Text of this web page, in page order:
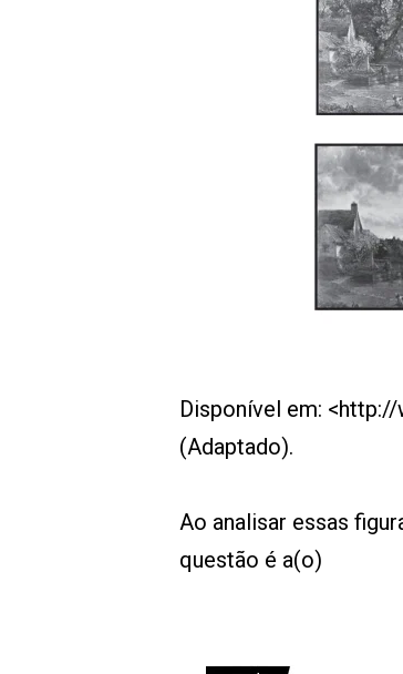
Disponível em:
(Adaptado).
Ao analisar essas
questão é a(o)